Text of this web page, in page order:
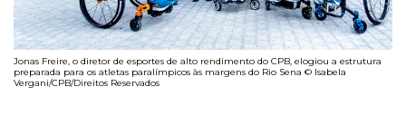
Jonas Freire, o diretor de esportes de alto rendimento do CPB, elogiou a estrutura
preparada para os atletas paralímpicos às margens do Rio Sena © Isabela
Vergani/CPB/Direitos Reservados